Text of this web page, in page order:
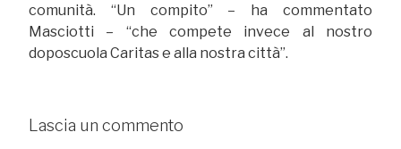
comunità. “Un compito” – ha commentato
Masciotti – “che compete invece al nostro
doposcuola Caritas e alla nostra città”.
Lascia un commento